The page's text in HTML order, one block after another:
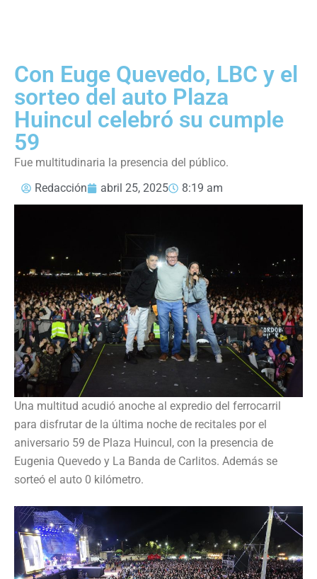
Con Euge Quevedo, LBC y el
sorteo del auto Plaza
Huincul celebró su cumple
59
Fue multitudinaria la presencia del público.
Redacción
abril 25, 2025 8:19 am
Una multitud acudió anoche al expredio del ferrocarril
para disfrutar de la última noche de recitales por el
aniversario 59 de Plaza Huincul, con la presencia de
Eugenia Quevedo y La Banda de Carlitos. Además se
sorteó el auto 0 kilómetro.